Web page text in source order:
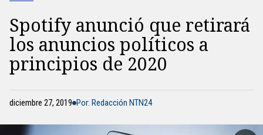
Spotify anunció que retirará
los anuncios políticos a
principios de 2020
diciembre 27, 2019 Por: Redacción NTN24